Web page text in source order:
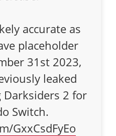
accurate as
placeholder
31st 2023,
leaked
2 for
Switch.
GxxCsdFyEo